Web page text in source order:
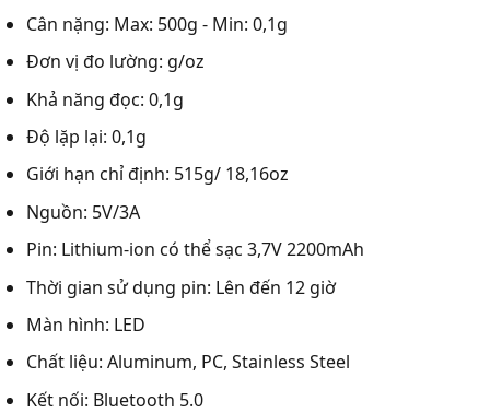
Cân nặng: Max: 500g - Min: 0,1g
Đơn vị đo lường: g/oz
Khả năng đọc: 0,1g
Độ lặp lại: 0,1g
Giới hạn chỉ định: 515g/ 18,16oz
Nguồn: 5V/3A
Pin: Lithium-ion có thể sạc 3,7V 2200mAh
Thời gian sử dụng pin: Lên đến 12 giờ
Màn hình: LED
Chất liệu: Aluminum, PC, Stainless Steel
Kết nối: Bluetooth 5.0